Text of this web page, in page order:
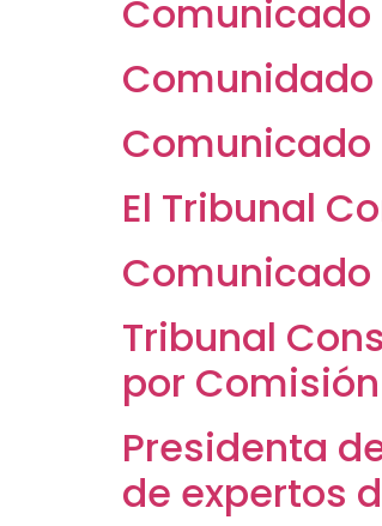
Comunicado
Comunidado
Comunicado
El Tribunal
Comunicado
Tribunal
por
Presidenta
de expertos